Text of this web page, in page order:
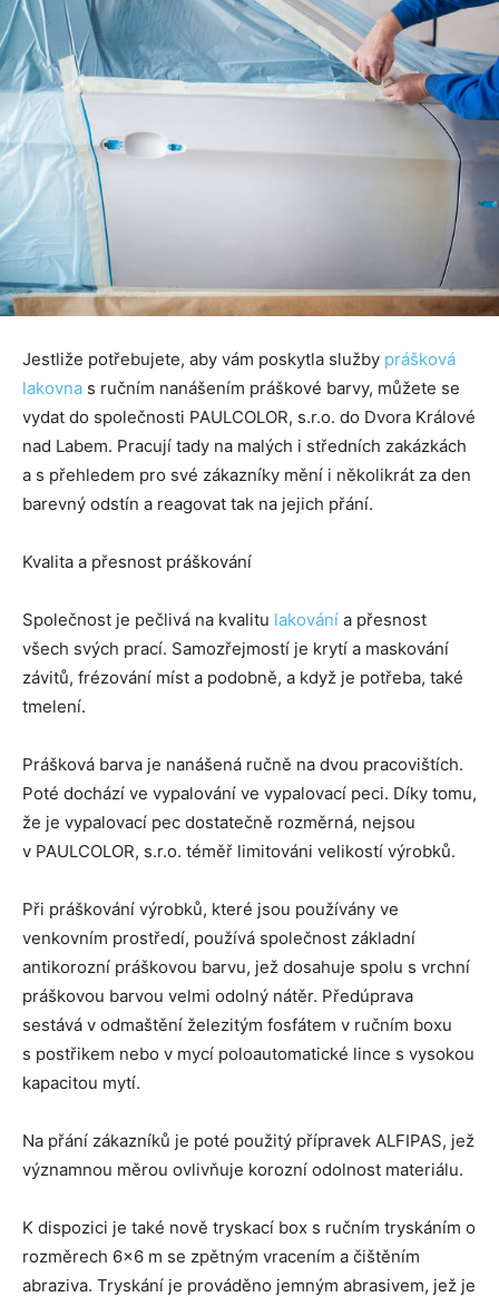
Jestliže potřebujete, aby vám poskytla služby prášková
lakovna s ručním nanášením práškové barvy, můžete se
vydat do společnosti PAULCOLOR, s.r.o. do Dvora Králové
nad Labem. Pracují tady na malých i středních zakázkách
a s přehledem pro své zákazníky mění i několikrát za den
barevný odstín a reagovat tak na jejich přání.
Kvalita a přesnost práškování
Společnost je pečlivá na kvalitu lakování a přesnost
všech svých prací. Samozřejmostí je krytí a maskování
závitů, frézování míst a podobně, a když je potřeba, také
tmelení.
Prášková barva je nanášená ručně na dvou pracovištích.
Poté dochází ve vypalování ve vypalovací peci. Díky tomu,
že je vypalovací pec dostatečně rozměrná, nejsou
v PAULCOLOR, s.r.o. téměř limitováni velikostí výrobků.
Při práškování výrobků, které jsou používány ve
venkovním prostředí, používá společnost základní
antikorozní práškovou barvu, jež dosahuje spolu s vrchní
práškovou barvou velmi odolný nátěr. Předúprava
sestává v odmaštění železitým fosfátem v ručním boxu
s postřikem nebo v mycí poloautomatické lince s vysokou
kapacitou mytí.
Na přání zákazníků je poté použitý přípravek ALFIPAS, jež
významnou měrou ovlivňuje korozní odolnost materiálu.
K dispozici je také nově tryskací box s ručním tryskáním o
rozměrech 6×6 m se zpětným vracením a čištěním
abraziva. Tryskání je prováděno jemným abrasivem, jež je